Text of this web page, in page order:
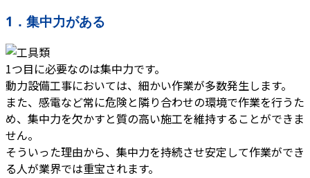
1．集中力がある
1つ目に必要なのは集中力です。
動力設備工事においては、細かい作業が多数発生します。
また、感電など常に危険と隣り合わせの環境で作業を行うた
め、集中力を欠かすと質の高い施工を維持することができま
せん。
そういった理由から、集中力を持続させ安定して作業ができ
る人が業界では重宝されます。